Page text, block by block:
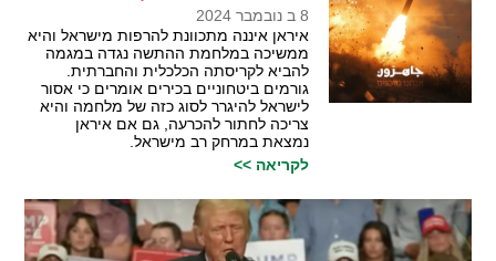
8 ב נובמבר 2024
איראן איננה מתכוונת להרפות מישראל והיא
ממשיכה במלחמת ההתשה נגדה במגמה
להביא לקריסתה הכלכלית והחברתית.
גורמים ביטחוניים בכירים אומרים כי אסור
לישראל להיגרר לסוג כזה של מלחמה והיא
צריכה לחתור להכרעה, גם אם איראן
נמצאת במרחק רב מישראל.
לקריאה >>